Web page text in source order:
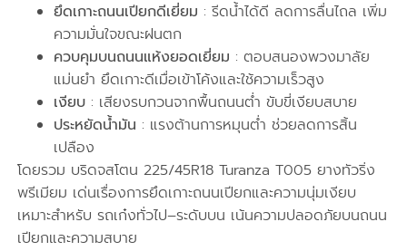
ยึดเกาะถนนเปียกดีเยี่ยม : รีดน้ำได้ดี ลดการลื่นไถล เพิ่ม
ความมั่นใจขณะฝนตก
ควบคุมบนถนนแห้งยอดเยี่ยม : ตอบสนองพวงมาลัย
แม่นยำ ยึดเกาะดีเมื่อเข้าโค้งและใช้ความเร็วสูง
เงียบ : เสียงรบกวนจากพื้นถนนต่ำ ขับขี่เงียบสบาย
ประหยัดน้ำมัน : แรงต้านการหมุนต่ำ ช่วยลดการสิ้น
เปลือง
โดยรวม บริดจสโตน 225/45R18 Turanza T005 ยางทัวริ่ง
พรีเมียม เด่นเรื่องการยึดเกาะถนนเปียกและความนุ่มเงียบ
เหมาะสำหรับ รถเก๋งทั่วไป–ระดับบน เน้นความปลอดภัยบนถนน
เปียกและความสบาย